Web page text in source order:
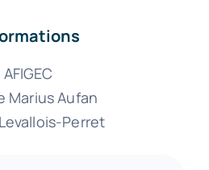
AFIGEC
Marius Aufan
Perret